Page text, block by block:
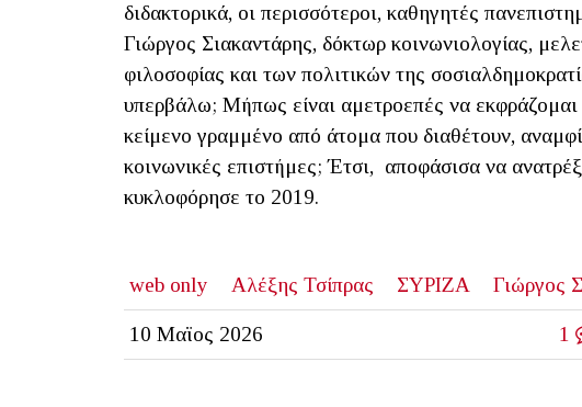
διδακτορικά, οι περισσότεροι, καθηγητές
Γιώργος Σιακαντάρης, δόκτωρ κοινωνιολογίας,
φιλοσοφίας και των πολιτικών της
υπερβάλω; Μήπως είναι αμετροεπές να εκφράζομαι
κείμενο γραμμένο από άτομα που διαθέτουν,
κοινωνικές επιστήμες; Έτσι, αποφάσισα να
κυκλοφόρησε το 2019.
web only
Αλέξης Τσίπρας ΣΥΡΙΖΑ Γιώργος
10 Μαϊος 2026 1